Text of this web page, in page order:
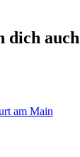
dich auch
am Main